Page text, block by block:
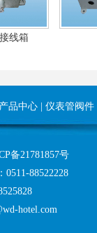
线箱
产品中心| 仪表管阀件
备21781857号
：0511-88522228
hotel.com